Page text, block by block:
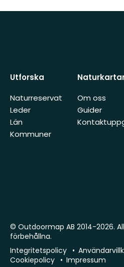
Utforska
Naturreservat
Leder
Län
Kommuner
Om oss
Guider
© Outdoormap AB 2014-2026.
förbehållna.
Integritetspolicy
Cookiepolicy
Impressum